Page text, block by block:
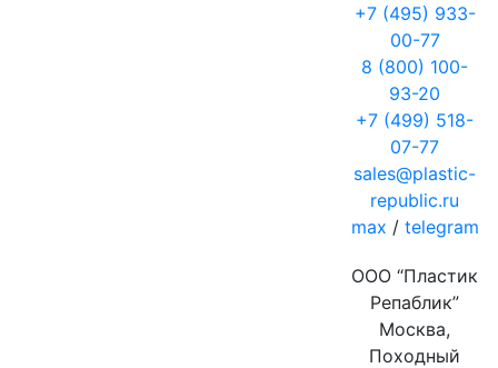
+7 (495) 933-
00-77
8 (800) 100-
93-20
+7 (499) 518-
07-77
sales@plastic-
republic.ru
max / telegram
ООО “Пластик
Репаблик”
Москва,
Походный